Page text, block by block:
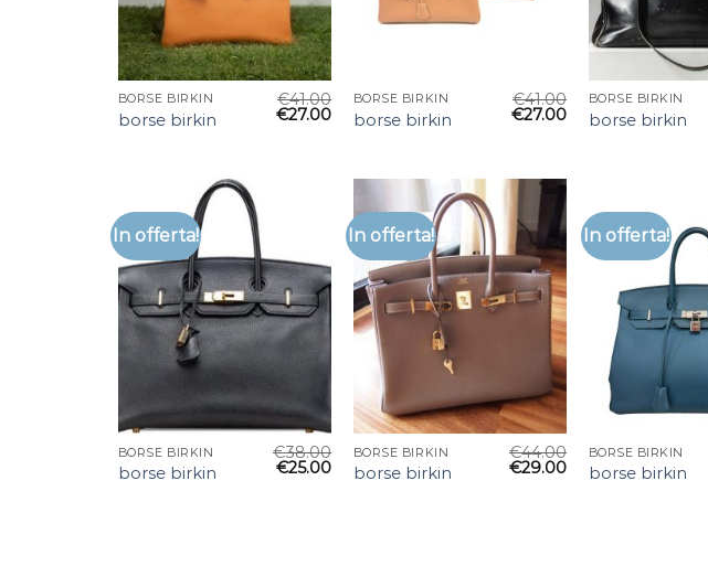
BORSE BIRKIN
borse birkin
€41.00
€27.00
BORSE BIRKIN
borse birkin
€41.00
€27.00
BORSE BIRKIN
borse birkin
In offerta!
BORSE BIRKIN
borse birkin
€38.00
€25.00
In offerta!
BORSE BIRKIN
borse birkin
€44.00
€29.00
In offerta!
BORSE BIRKIN
borse birkin